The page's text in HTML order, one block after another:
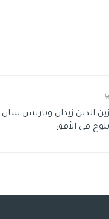
زين الدين زيدان وباريس
يلوح في الأفق